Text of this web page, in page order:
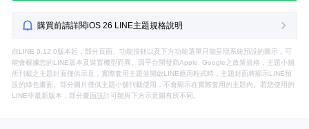
購買前請詳閱iOS 26 LINE主題規格說明
自LINE 9.12.0版本起，部分頁面、功能按鈕以及下方功能選單只能呈現系統預設的圖示，可
能會根據您的LINE版本及裝置機型而異。因平台開發商Apple, Google之政策規格，主題小舖
所刊載之主題封面僅供示意，實際套用主題並開啟LINE應用程式時，主題封面將顯示LINE預
設的綠色畫面。部分圖片僅供主題小舖刊載使用，不會顯示在實際套用的主題內。若您使用的
LINE非最新版本，部分畫面設計可能與下方示意圖有所不同。